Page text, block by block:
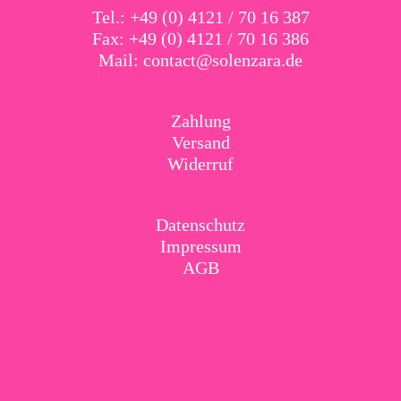
Tel.: +49 (0) 4121 / 70 16 387
Fax: +49 (0) 4121 / 70 16 386
Mail: contact@solenzara.de
Zahlung
Versand
Widerruf
Datenschutz
Impressum
AGB